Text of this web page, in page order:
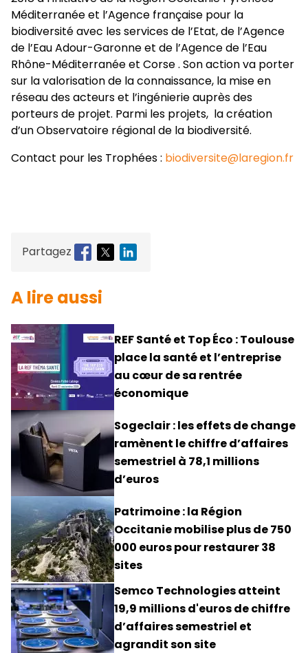
Méditerranée et l’Agence française pour la
biodiversité avec les services de l’Etat, de l’Agence
de l’Eau Adour-Garonne et de l’Agence de l’Eau
Rhône-Méditerranée et Corse . Son action va porter
sur la valorisation de la connaissance, la mise en
réseau des acteurs et l’ingénierie auprès des
porteurs de projet. Parmi les projets, la création
d’un Observatoire régional de la biodiversité.
Contact pour les Trophées : biodiversite@laregion.fr
Partagez
A lire aussi
REF Santé et Top Éco : Toulouse
place la santé et l’entreprise
au cœur de sa rentrée
économique
Sogeclair : les effets de change
ramènent le chiffre d’affaires
semestriel à 78,1 millions
d’euros
Patrimoine : la Région
Occitanie mobilise plus de 750
000 euros pour restaurer 38
sites
Semco Technologies atteint
19,9 millions d'euros de chiffre
d’affaires semestriel et
agrandit son site